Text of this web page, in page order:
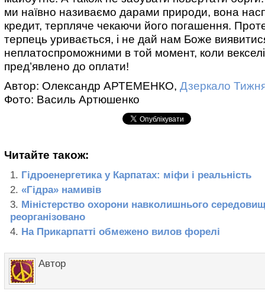
ми наївно називаємо дарами природи, вона
кредит, терпляче чекаючи його погашення.
терпець уривається, і не дай нам Боже
неплатоспроможними в той момент, коли
пред’явлено до оплати!
Автор: Олександр АРТЕМЕНКО, Дзеркало
Фото: Василь Артюшенко
Читайте також:
Гідроенергетика у Карпатах: міфи і реальність
«Гідра» намивів
Міністерство охорони навколишнього
реорганізовано
На Прикарпатті обмежено вилов форелі
Автор